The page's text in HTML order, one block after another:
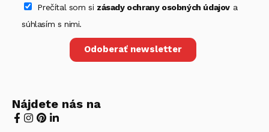
Prečítal som si zásady ochrany osobných údajova
súhlasím s nimi.
Odoberať newsletter
Nájdete nás na